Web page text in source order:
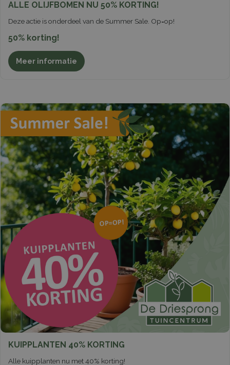
ALLE OLIJFBOMEN NU 50% KORTING!
Deze actie is onderdeel van de Summer Sale. Op=op!
50% korting!
Meer informatie
KUIPPLANTEN 40% KORTING
Alle kuipplanten nu met 40% korting!